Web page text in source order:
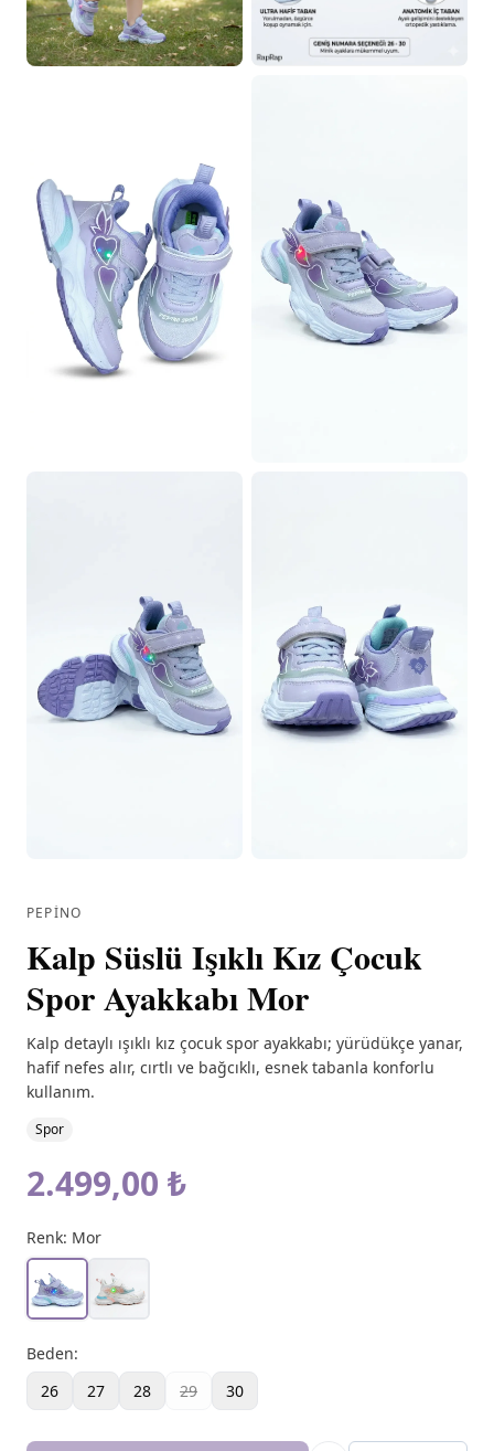
PEPINO
Kalp Süslü Işıklı Kız Çocuk
Spor Ayakkabı Mor
Kalp detaylı ışıklı kız çocuk spor ayakkabı; yürüdükçe yanar,
hafif nefes alır, cırtlı ve bağcıklı, esnek tabanla konforlu
kullanım.
Spor
2.499,00 ₺
Renk: Mor
Beden:
26
27 28 29 30